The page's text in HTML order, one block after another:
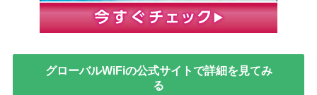
グローバルWiFiの公式サイトで詳細を見てみ
る